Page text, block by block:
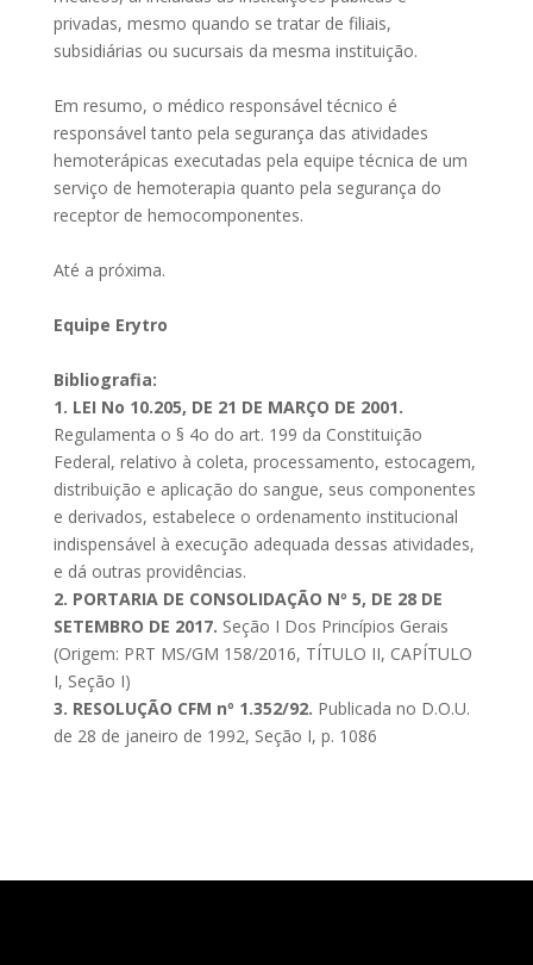
privadas, mesmo quando se tratar de filiais,
subsidiárias ou sucursais da mesma instituição.
Em resumo, o médico responsável técnico é
responsável tanto pela segurança das atividades
hemoterápicas executadas pela equipe técnica de um
serviço de hemoterapia quanto pela segurança do
receptor de hemocomponentes.
Até a próxima.
Equipe Erytro
Bibliografia:
1. LEI No 10.205, DE 21 DE MARÇO DE 2001.
Regulamenta o § 4o do art. 199 da Constituição
Federal, relativo à coleta, processamento, estocagem,
distribuição e aplicação do sangue, seus componentes
e derivados, estabelece o ordenamento institucional
indispensável à execução adequada dessas atividades,
e dá outras providências.
2. PORTARIA DE CONSOLIDAÇÃO Nº 5, DE 28 DE
SETEMBRO DE 2017. Seção I Dos Princípios Gerais
(Origem: PRT MS/GM 158/2016, TÍTULO II, CAPÍTULO
I, Seção I)
3. RESOLUÇÃO CFM nº 1.352/92. Publicada no D.O.U.
de 28 de janeiro de 1992, Seção I, p. 1086